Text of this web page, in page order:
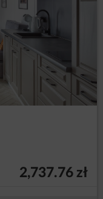
2,737.76 zł